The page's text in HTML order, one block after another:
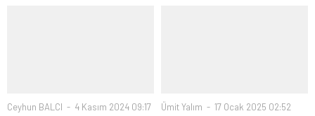
Ceyhun BALCI 4 Kasım 2024 09:17 Ümit Yalım 17 Ocak 2025 02:52